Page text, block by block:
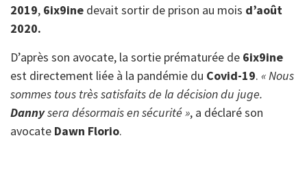
2019, 6ix9ine devait sortir de prison au mois d’août
2020.
D’après son avocate, la sortie prématurée de 6ix9ine
est directement liée à la pandémie du Covid-19. « Nous
sommes tous très satisfaits de la décision du juge.
Dannysera désormais en sécurité », a déclaré son
avocate Dawn Florio.